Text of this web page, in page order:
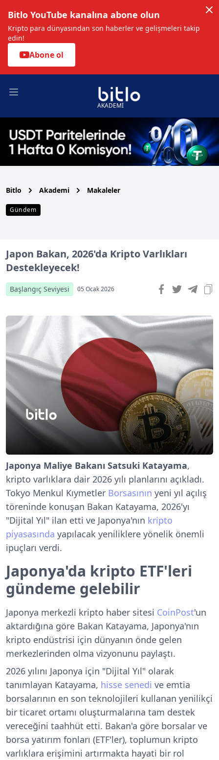
Bitlo YouTube kanalına abone olun
Kripto para dünyasından son haberler ve gelişmeleri takip
edin!
Abone ol
Open main menu
AKADEMİ
Bitlo Akademi Makaleler
Gündem
Japon Bakan, 2026'da Kripto Varlıkları
Destekleyecek!
Başlangıç Seviyesi 05 Ocak 2026
Japonya Maliye Bakanı Satsuki Katayama,
kripto varlıklara dair 2026 yılı planlarını açıkladı.
Tokyo Menkul Kıymetler Borsasının yeni yıl açılış
töreninde konuşan Bakan Katayama, 2026'yı
"Dijital Yıl" ilan etti ve Japonya'nın kripto
piyasasında yapılacak yeniliklere yönelik önemli
ipuçları verdi.
Japonya'da kripto ETF'leri
gündeme gelebilir
Japonya merkezli kripto haber sitesi CoinPost'un
aktardığına göre Bakan Katayama, Japonya'nın
kripto endüstrisi için dünyanın önde gelen
merkezlerinden olma vizyonunu paylaştı.
2026 yılını Japonya için "Dijital Yıl" olarak
tanımlayan Katayama, hisse senedi ve emtia
borsalarının en son teknolojileri kullanan yenilikçi
bir ticaret ortamı oluşturmalarına tam destek
vereceğini taahhüt etti. Bakan'a göre borsalar ve
borsa yatırım fonları (ETF'ler), toplumun kripto
varlıklara erişimini artırmakta hayati bir rol